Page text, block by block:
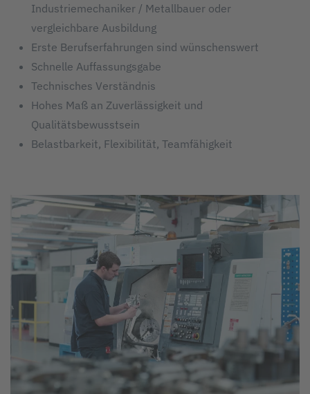
Industriemechaniker / Metallbauer oder
vergleichbare Ausbildung
Erste Berufserfahrungen sind wünschenswert
Schnelle Auffassungsgabe
Technisches Verständnis
Hohes Maß an Zuverlässigkeit und
Qualitätsbewusstsein
Belastbarkeit, Flexibilität, Teamfähigkeit